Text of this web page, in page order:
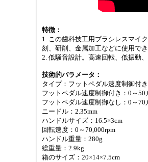
特徴：
1. この歯科技工用ブラシレスマイ
刻、研削、金属加工などに使用でき
2. 低騒音設計。高速回転、低振動
技術的パラメータ：
タイプ：フットペダル速度制御付
フットペダル速度制御付き：0～
フットペダル速度制御なし：0～
ニードル：2.35mm
ハンドルサイズ：16.5×3cm
回転速度：0～70,000rpm
ハンドル重量：280g
総重量：2.9kg
箱のサイズ：20×14×7.5cm